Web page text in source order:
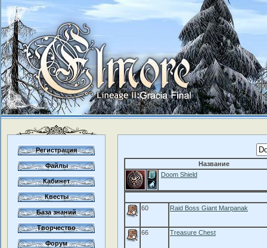
Регистрация
Файлы
Кабинет
Квесты
База знаний
Творчество
Форум
Название
Doom Shield
60 Raid Boss Giant Marpanak
66 Treasure Chest